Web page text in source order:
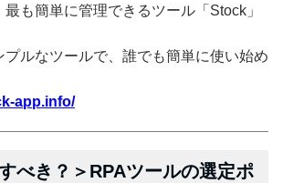
も簡単に管理できるツール「Stock」
プルなツールで、誰でも簡単に使い始め
app.info/
べき？＞RPAツールの選定ポ